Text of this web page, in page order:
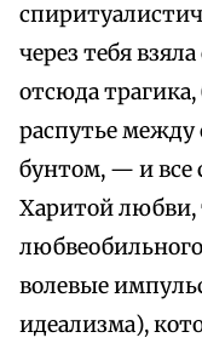
через тебя
отсюда
распутье между
бунтом, — и все
Харитой любви,
волевые
идеализма),